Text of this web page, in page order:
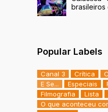
brasileiros
Popular Labels
Canal 3 Crítica
E Se...
Especiais
Filmografia
Lista
O que aconteceu